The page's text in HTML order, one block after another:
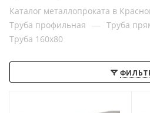
Каталог металлопроката в
Труба профильная — Труба
Труба 160x80